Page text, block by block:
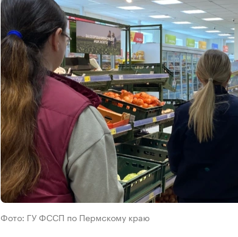
Фото: ГУ ФССП по Пермскому краю